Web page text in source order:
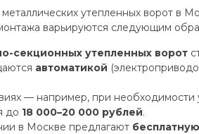
металлических утепленных ворот в
варьируются следующим
секционных утепленных ворот
автоматикой
— например, при
до 18 000–20 000 рублей.
в Москве предлагают